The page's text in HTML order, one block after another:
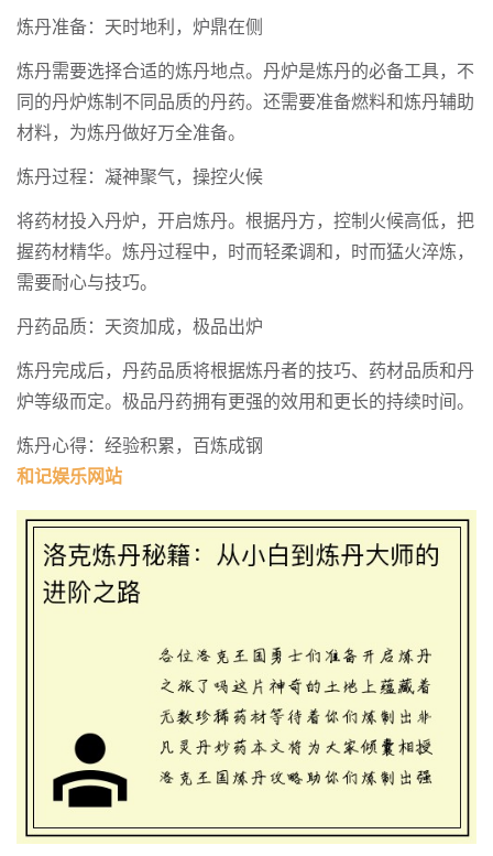
炼丹准备：天时地利，炉鼎在侧
炼丹需要选择合适的炼丹地点。丹炉是炼丹的必备工具，不
同的丹炉炼制不同品质的丹药。还需要准备燃料和炼丹辅助
材料，为炼丹做好万全准备。
炼丹过程：凝神聚气，操控火候
将药材投入丹炉，开启炼丹。根据丹方，控制火候高低，把
握药材精华。炼丹过程中，时而轻柔调和，时而猛火淬炼，
需要耐心与技巧。
丹药品质：天资加成，极品出炉
炼丹完成后，丹药品质将根据炼丹者的技巧、药材品质和丹
炉等级而定。极品丹药拥有更强的效用和更长的持续时间。
炼丹心得：经验积累，百炼成钢
和记娱乐网站